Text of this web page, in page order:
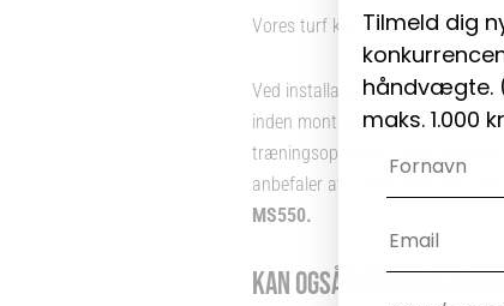
Vores turf kan sagtens lægges
Ved installationen af turfen
inden montage, så gulvet under
træningsoplevelse. Dette
anbefaler at turfen limes fast.
MS550.
KAN OGSÅ BESTILLES I EN
Tilmeld dig
håndvægte.
maks. 1.000